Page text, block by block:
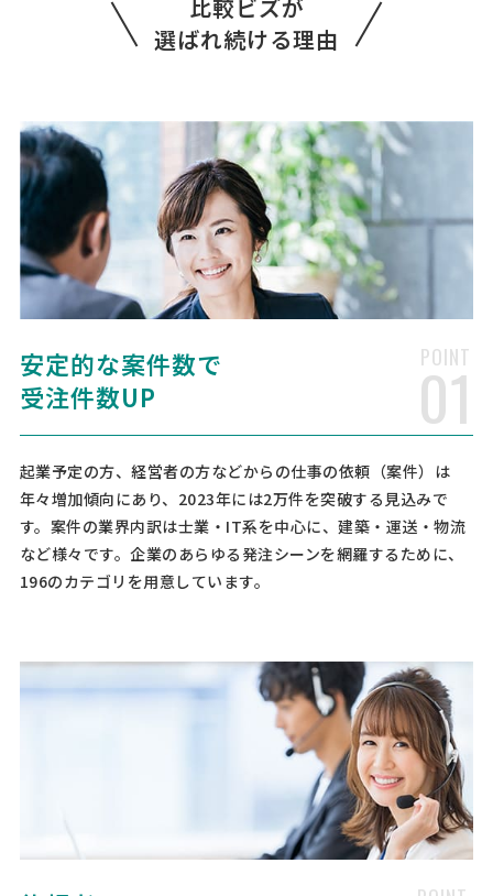
比較ビズが
選ばれ続ける理由
POINT
01
安定的な案件数で
受注件数UP
起業予定の方、経営者の方などからの仕事の依頼（案件）は
年々増加傾向にあり、2023年には2万件を突破する見込みで
す。案件の業界内訳は士業・IT系を中心に、建築・運送・物流
など様々です。企業のあらゆる発注シーンを網羅するために、
196のカテゴリを用意しています。
りをご提示いただけますでしょうか。 [ご希 …
総額予算 相談して決めたい 依頼地域 東京都
[相談の種類] 不動産を売買 [登記簿謄本の有無] 無し [地積（広さ）] 6
6平米 [所在詳細] 東京都北区赤羽西※番地以降の住所は一般非公開情
報にて確認いただけます。 [事業の場合選択] [対応スピード] 緊急 [相
談内容] 物件価格8360万円中古マンショ …
司法書士への相談・問合せ
総額予算 相談して決めたい 大阪府
[相談の種類] 不動産登記 [事業の場合選択] [対応スピード] 近いうち
[相談内容] 父親が先月なくなり、現在住んでいる二世帯住宅におい
の所有となっております。相続人は、私1人のみ …
司法書士への相談・問合せ
司法書士 > 司法書士
相談して決めたい
続きをお願いしたいです。戸籍謄本や 固定資産評価証明書はすでに取
得しています [ご希望・ご要望] 平日 日中 …
司法書士への相談・問合せ
依頼地域 埼玉県
[相談の種類] 不動産登記 [事業の場合選択] [対応スピード] 近いうち